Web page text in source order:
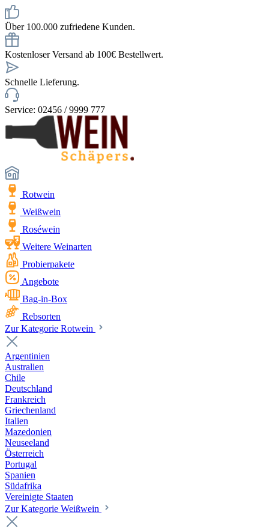
Über 100.000 zufriedene Kunden.
Kostenloser Versand ab 100€ Bestellwert.
Schnelle Lieferung.
Service: 02456 / 9999 777
Rotwein
Weißwein
Roséwein
Weitere Weinarten
Probierpakete
Angebote
Bag-in-Box
Rebsorten
Zur Kategorie Rotwein
Argentinien
Australien
Chile
Deutschland
Frankreich
Griechenland
Italien
Mazedonien
Neuseeland
Österreich
Portugal
Spanien
Südafrika
Vereinigte Staaten
Zur Kategorie Weißwein